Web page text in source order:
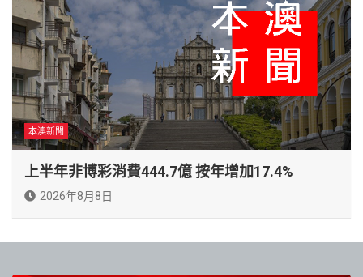
本澳新聞
上半年非博彩消費444.7億 按年增加17.4%
2026年8月8日